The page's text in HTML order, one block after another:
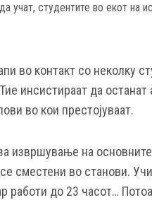
учат, студентите во екот на
во контакт со неколку
инсистираат да
во кои престојуваат.
извршување на
сместени во станови.
работи до 23 часот…